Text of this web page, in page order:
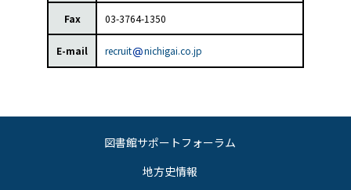
Fax 03-3764-1350
E-mail recruit nichigai.co.jp
図書館サポートフォーラム
地方史情報